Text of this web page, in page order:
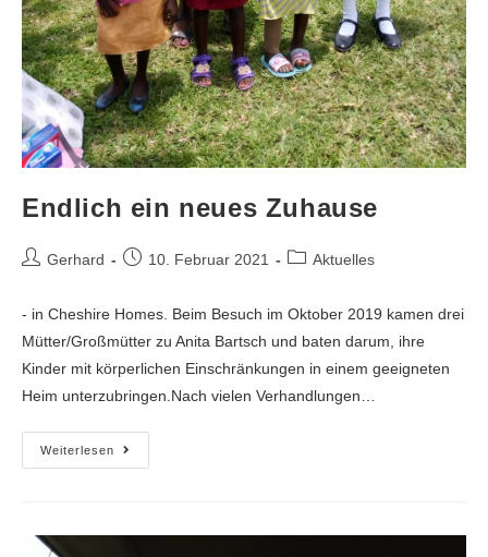
Endlich ein neues Zuhause
Gerhard 10. Februar 2021 Aktuelles
- in Cheshire Homes. Beim Besuch im Oktober 2019 kamen drei
Mütter/Großmütter zu Anita Bartsch und baten darum, ihre
Kinder mit körperlichen Einschränkungen in einem geeigneten
Heim unterzubringen.Nach vielen Verhandlungen…
Weiterlesen